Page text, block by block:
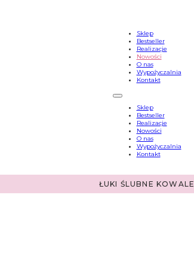
Sklep
Bestseller
Realizacje
Nowości
O nas
Wypożyczalnia
Kontakt
Sklep
Bestseller
Realizacje
Nowości
O nas
Wypożyczalnia
Kontakt
ŁUKI ŚLUBNE KOWALE